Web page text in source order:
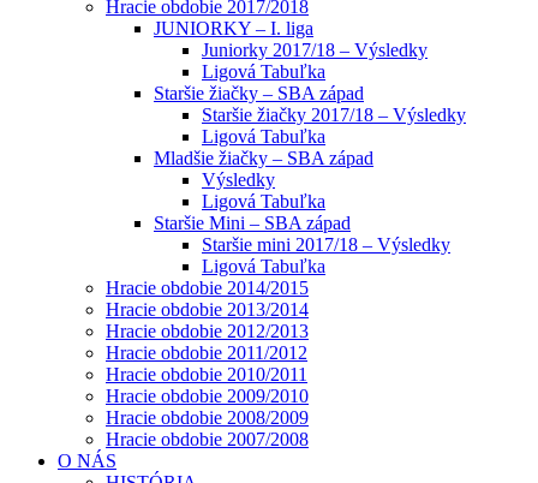
Hracie obdobie 2017/2018
JUNIORKY – I. liga
Juniorky 2017/18 – Výsledky
Ligová Tabuľka
Staršie žiačky – SBA západ
Staršie žiačky 2017/18 – Výsledky
Ligová Tabuľka
Mladšie žiačky – SBA západ
Výsledky
Ligová Tabuľka
Staršie Mini – SBA západ
Staršie mini 2017/18 – Výsledky
Ligová Tabuľka
Hracie obdobie 2014/2015
Hracie obdobie 2013/2014
Hracie obdobie 2012/2013
Hracie obdobie 2011/2012
Hracie obdobie 2010/2011
Hracie obdobie 2009/2010
Hracie obdobie 2008/2009
Hracie obdobie 2007/2008
O NÁS